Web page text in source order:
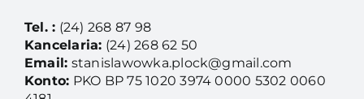
Tel. : (24) 268 87 98
Kancelaria: (24) 268 62 50
Email: stanislawowka.plock@gmail.com
Konto: PKO BP 75 1020 3974 0000 5302 0060